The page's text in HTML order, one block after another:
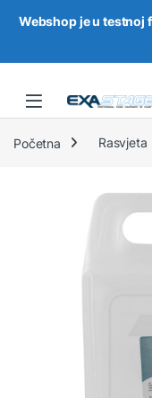
Skip to navigation
Skip to content
Početna Rasvjeta
Webshop je u testnoj